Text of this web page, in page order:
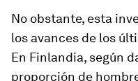
No obstante, esta
los avances de los
En Finlandia, según
proporción de